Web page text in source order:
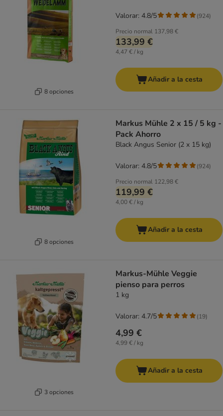
8 opciones
Precio normal 137,98 €
133,99 €
4,47 € / kg
Valorar: 4.8/5 (924)
Añadir a la cesta
8 opciones
Markus Mühle 2 x 15 / 5 kg -
Pack Ahorro
Black Angus Senior (2 x 15 kg)
Precio normal 122,98 €
119,99 €
4,00 € / kg
Valorar: 4.8/5 (924)
Añadir a la cesta
3 opciones
Markus-Mühle Veggie
pienso para perros
1 kg
4,99 €
4,99 € / kg
Valorar: 4.7/5 (19)
Añadir a la cesta